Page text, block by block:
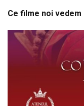
Ce filme noi vedem